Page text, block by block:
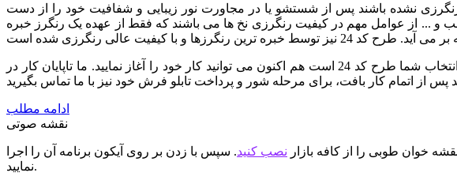
نشده باشند پس از شستشو یا در مجاورت نور زیبایی و شفافیت خود را از دست
و ... از عوامل مهم در کیفیت رنگرزی نخ ها می باشند که فقط از عهده یک رنگرز خبره
ما تمام تلاش خود را به کار برده ایم تا با استفاده از نیروهای متخصص بهترین کیفیت را در اختیار شما قرار دهیم. اگر انتخاب شما طرح کد 24 است هم اکنون می توانید کار خود را آغاز نمایید. ما تاپایان کار در
ادامه مطلب
نقشه صوتی
خوان طوبی را از کافه بازار نصب کنید. سپس با زدن بر روی آیکون برنامه آن را اجرا
نمایید.